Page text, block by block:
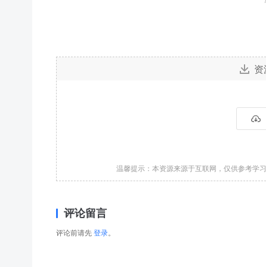
温馨提示：本资源来源于互联网，仅供参考学
评论留言
评论前请先 登录。